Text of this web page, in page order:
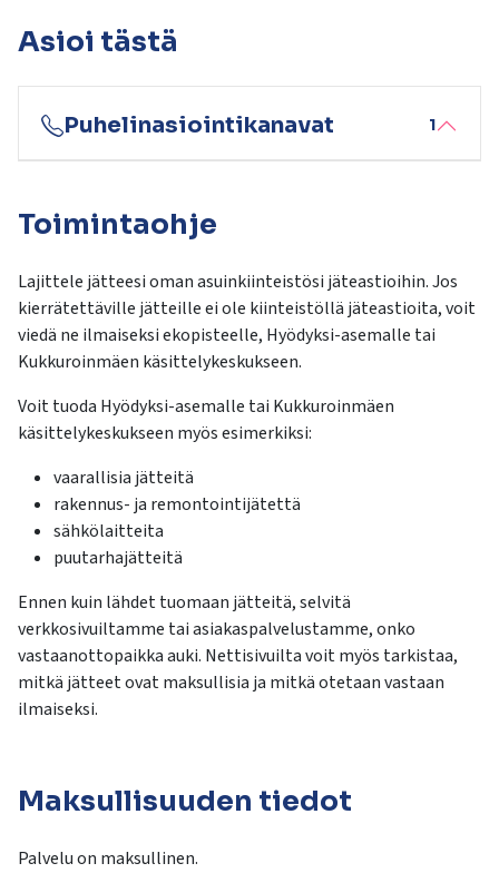
Asioi tästä
Puhelinasiointikanavat 1
Toimintaohje
Lajittele jätteesi oman asuinkiinteistösi jäteastioihin. Jos
kierrätettäville jätteille ei ole kiinteistöllä jäteastioita, voit
viedä ne ilmaiseksi ekopisteelle, Hyödyksi-asemalle tai
Kukkuroinmäen käsittelykeskukseen.
Voit tuoda Hyödyksi-asemalle tai Kukkuroinmäen
käsittelykeskukseen myös esimerkiksi:
vaarallisia jätteitä
rakennus- ja remontointijätettä
sähkölaitteita
puutarhajätteitä
Ennen kuin lähdet tuomaan jätteitä, selvitä
verkkosivuiltamme tai asiakaspalvelustamme, onko
vastaanottopaikka auki. Nettisivuilta voit myös tarkistaa,
mitkä jätteet ovat maksullisia ja mitkä otetaan vastaan
ilmaiseksi.
Maksullisuuden tiedot
Palvelu on maksullinen.